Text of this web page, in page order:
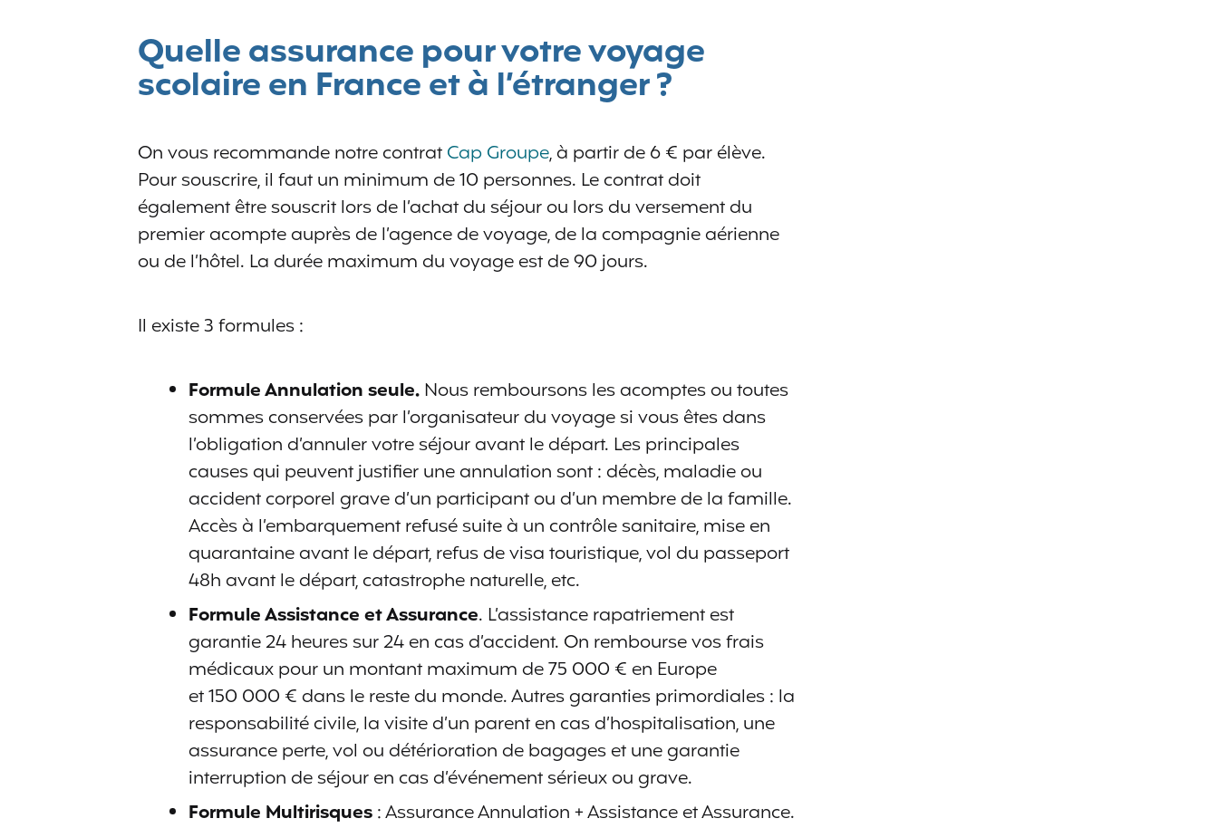
Quelle assurance pour votre voyage
scolaire en France et à l’étranger ?
On vous recommande notre contratCap Groupe, à partir de 6 € par élève.
Pour souscrire, il faut un minimum de 10 personnes. Le contrat doit
également être souscrit lors de l’achat du séjour ou lors du versement du
premier acompte auprès de l’agence de voyage, de la compagnie aérienne
ou de l’hôtel. La durée maximum du voyage est de 90 jours.
Il existe 3 formules :
Formule Annulation seule.Nous remboursons les acomptes ou toutes
sommes conservées par l’organisateur du voyage si vous êtes dans
l’obligation d’annuler votre séjour avant le départ. Les principales
causes qui peuvent justifier une annulation sont : décès, maladie ou
accident corporel grave d’un participant ou d’un membre de la famille.
Accès à l’embarquement refusé suite à un contrôle sanitaire, mise en
quarantaine avant le départ, refus de visa touristique, vol du passeport
48h avant le départ, catastrophe naturelle, etc.
Formule Assistance et Assurance. L’assistance rapatriement est
garantie 24 heures sur 24 en cas d’accident. On rembourse vos frais
médicaux pour un montant maximum de 75 000 € en Europe
et 150 000 €dans le reste du monde. Autres garanties primordiales : la
responsabilité civile, la visite d’un parent en cas d’hospitalisation, une
assurance perte, vol ou détérioration de bagages et une garantie
interruption de séjour en cas d’événement sérieux ou grave.
Formule Multirisques: Assurance Annulation + Assistance et Assurance.